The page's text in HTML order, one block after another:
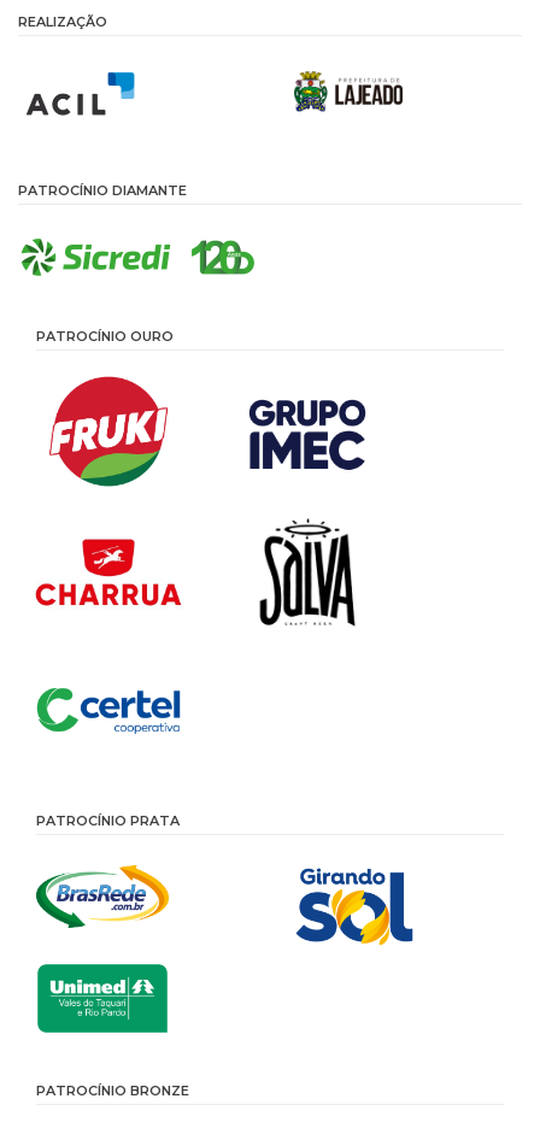
REALIZAÇÃO
PATROCÍNIO DIAMANTE
PATROCÍNIO OURO
PATROCÍNIO PRATA
PATROCÍNIO BRONZE